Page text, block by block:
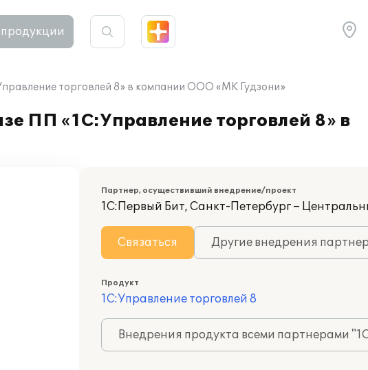
торговлей 8» в компании ООО «МК Гудзони»
ПП «1С:Управление торговлей 8» в
Партнер, осуществивший внедрение/проект
1С:Первый Бит, Санкт-Петербург –
Связаться Другие внедрения
Продукт
1С:Управление торговлей 8
Внедрения продукта всеми партнерами